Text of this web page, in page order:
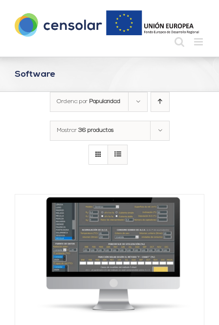
contenido
Software
Ordena por Popularidad
Mostrar 36 productos